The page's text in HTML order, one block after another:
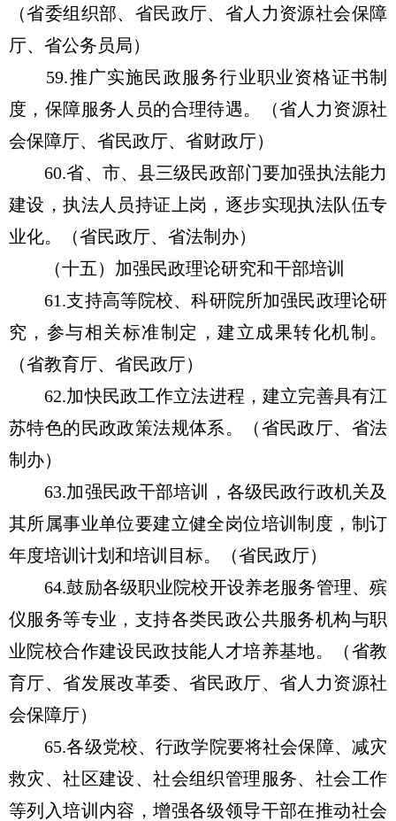
（省委组织部、省民政厅、省人力资源社会保障
厅、省公务员局）
59.推广实施民政服务行业职业资格证书制
度，保障服务人员的合理待遇。（省人力资源社
会保障厅、省民政厅、省财政厅）
60.省、市、县三级民政部门要加强执法能力
建设，执法人员持证上岗，逐步实现执法队伍专
业化。（省民政厅、省法制办）
（十五）加强民政理论研究和干部培训
61.支持高等院校、科研院所加强民政理论研
究，参与相关标准制定，建立成果转化机制。
（省教育厅、省民政厅）
62.加快民政工作立法进程，建立完善具有江
苏特色的民政政策法规体系。（省民政厅、省法
制办）
63.加强民政干部培训，各级民政行政机关及
其所属事业单位要建立健全岗位培训制度，制订
年度培训计划和培训目标。（省民政厅）
64.鼓励各级职业院校开设养老服务管理、殡
仪服务等专业，支持各类民政公共服务机构与职
业院校合作建设民政技能人才培养基地。（省教
育厅、省发展改革委、省民政厅、省人力资源社
会保障厅）
65.各级党校、行政学院要将社会保障、减灾
救灾、社区建设、社会组织管理服务、社会工作
等列入培训内容，增强各级领导干部在推动社会